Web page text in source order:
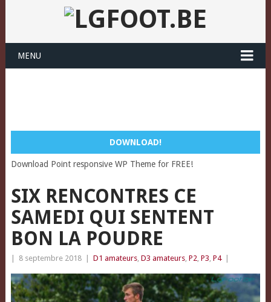
MENU
DOWNLOAD!
Download Point responsive WP Theme for FREE!
SIX RENCONTRES CE
SAMEDI QUI SENTENT
BON LA POUDRE
8 septembre 2018 D1 amateurs, D3 amateurs, P2, P3, P4